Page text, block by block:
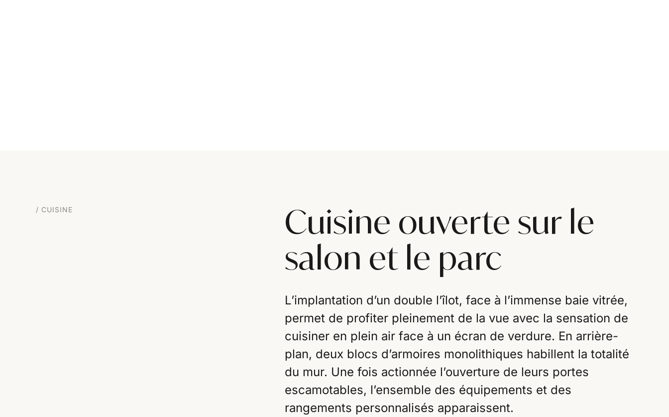
CUISINE
Cuisine ouverte sur le
salon et le parc
L’implantation d’un double l’îlot, face à l’immense baie vitrée,
permet de profiter pleinement de la vue avec la sensation de
cuisiner en plein air face à un écran de verdure. En arrière-
plan, deux blocs d’armoires monolithiques habillent la totalité
du mur. Une fois actionnée l’ouverture de leurs portes
escamotables, l’ensemble des équipements et des
rangements personnalisés apparaissent.